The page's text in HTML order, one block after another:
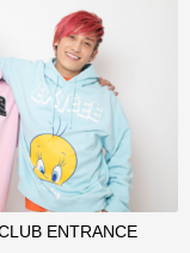
ENTRANCE